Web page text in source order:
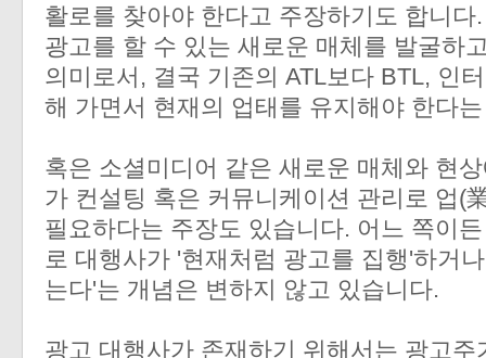
활로를 찾아야 한다고 주장하기도 합니
광고를 할 수 있는 새로운 매체를 발굴하
의미로서, 결국 기존의 ATL보다 BTL, 인
해 가면서 현재의 업태를 유지해야 한다
혹은 소셜미디어 같은 새로운 매체와 현
가 컨설팅 혹은 커뮤니케이션 관리로 업(
필요하다는 주장도 있습니다. 어느 쪽이
로 대행사가 '현재처럼 광고를 집행'하거
는다'는 개념은 변하지 않고 있습니다.
광고 대행사가 존재하기 위해서는 광고